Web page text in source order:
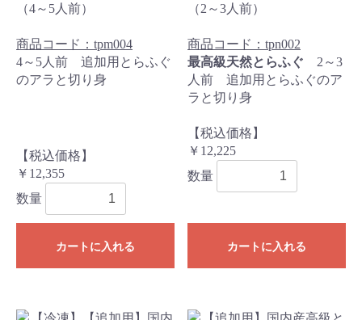
（4～5人前）
商品コード：tpm004
4～5人前 追加用とらふぐ
のアラと切り身
【税込価格】
￥12,355
数量
カートに入れる
（2～3人前）
商品コード：tpn002
最高級天然とらふぐ 2～3
人前 追加用とらふぐのア
ラと切り身
【税込価格】
￥12,225
数量
カートに入れる